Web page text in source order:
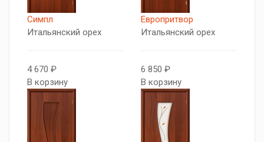
Симпл
Итальянский орех
4 670 ₽
В корзину
Европритвор
Итальянский орех
6 850 ₽
В корзину